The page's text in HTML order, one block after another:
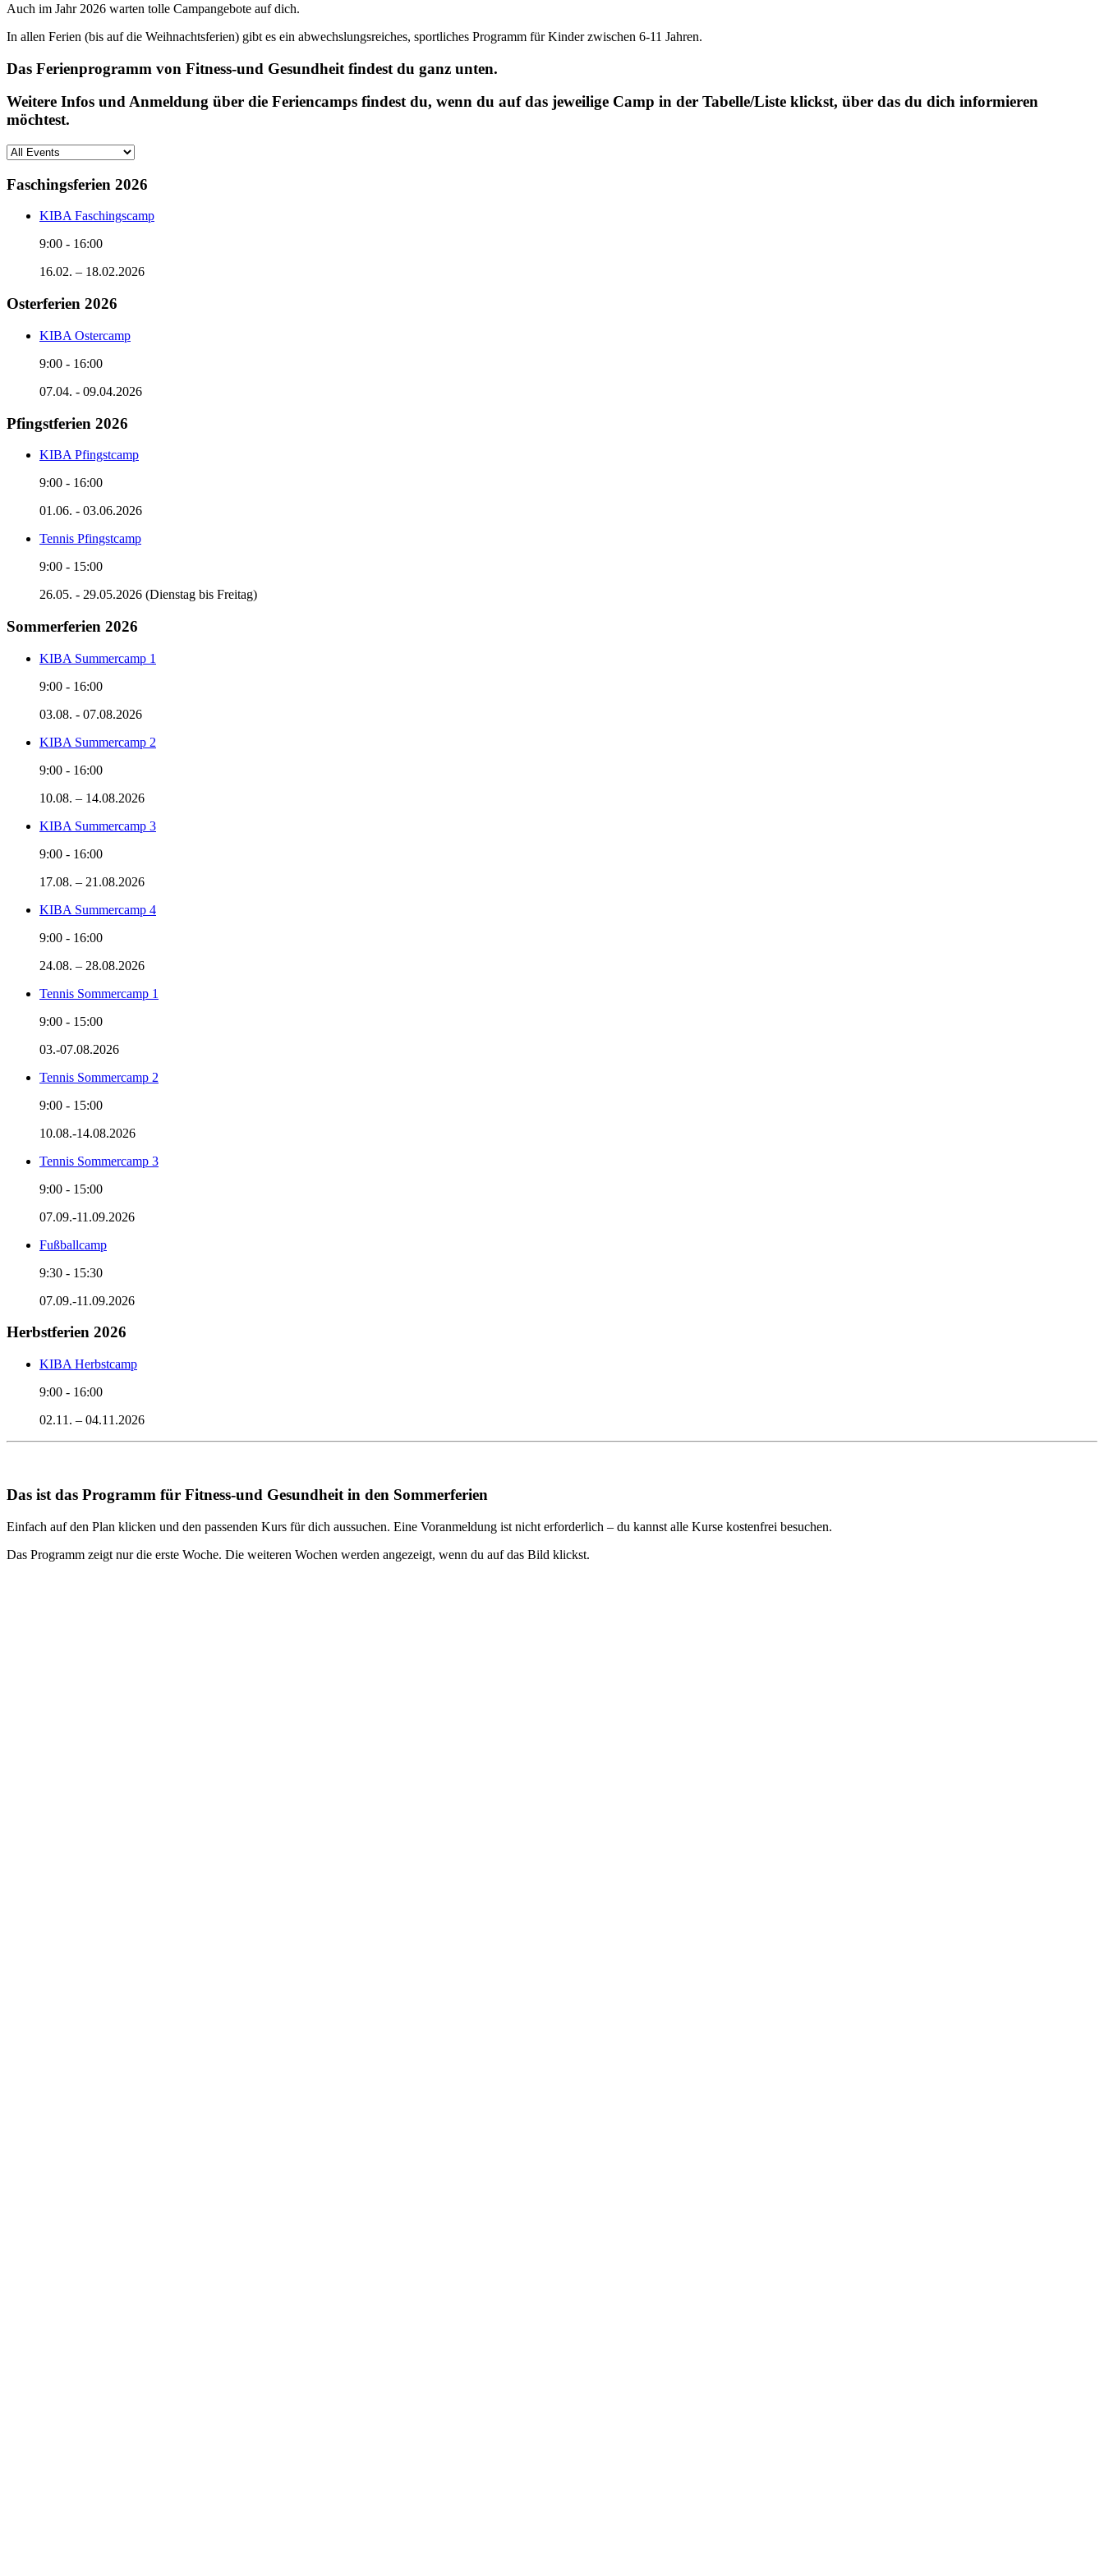
Auch im Jahr 2026 warten tolle Campangebote auf dich.
In allen Ferien (bis auf die Weihnachtsferien) gibt es ein abwechslungsreiches, sportliches Programm für Kinder zwischen 6-11 Jahren.
Das Ferienprogramm von Fitness-und Gesundheit findest du ganz unten.
Weitere Infos und Anmeldung über die Feriencamps findest du, wenn du auf das jeweilige Camp in der Tabelle/Liste klickst, über das du dich informieren
möchtest.
Faschingsferien 2026
KIBA Faschingscamp
9:00 - 16:00
16.02. – 18.02.2026
Osterferien 2026
KIBA Ostercamp
9:00 - 16:00
07.04. - 09.04.2026
Pfingstferien 2026
KIBA Pfingstcamp
9:00 - 16:00
01.06. - 03.06.2026
Tennis Pfingstcamp
9:00 - 15:00
26.05. - 29.05.2026 (Dienstag bis Freitag)
Sommerferien 2026
KIBA Summercamp 1
9:00 - 16:00
03.08. - 07.08.2026
KIBA Summercamp 2
9:00 - 16:00
10.08. – 14.08.2026
KIBA Summercamp 3
9:00 - 16:00
17.08. – 21.08.2026
KIBA Summercamp 4
9:00 - 16:00
24.08. – 28.08.2026
Tennis Sommercamp 1
9:00 - 15:00
03.-07.08.2026
Tennis Sommercamp 2
9:00 - 15:00
10.08.-14.08.2026
Tennis Sommercamp 3
9:00 - 15:00
07.09.-11.09.2026
Fußballcamp
9:30 - 15:30
07.09.-11.09.2026
Herbstferien 2026
KIBA Herbstcamp
9:00 - 16:00
02.11. – 04.11.2026
Das ist das Programm für Fitness-und Gesundheit in den Sommerferien
Einfach auf den Plan klicken und den passenden Kurs für dich aussuchen. Eine Voranmeldung ist nicht erforderlich – du kannst alle Kurse kostenfrei besuchen.
Das Programm zeigt nur die erste Woche. Die weiteren Wochen werden angezeigt, wenn du auf das Bild klickst.